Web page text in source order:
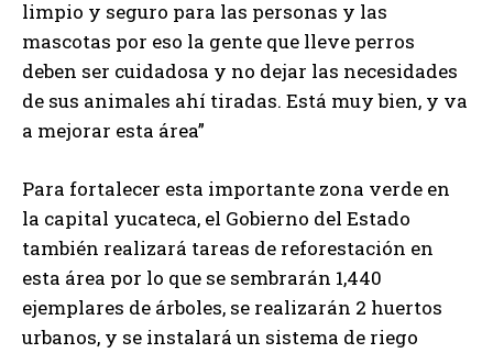
limpio y seguro para las personas y las
mascotas por eso la gente que lleve perros
deben ser cuidadosa y no dejar las necesidades
de sus animales ahí tiradas. Está muy bien, y va
a mejorar esta área”
Para fortalecer esta importante zona verde en
la capital yucateca, el Gobierno del Estado
también realizará tareas de reforestación en
esta área por lo que se sembrarán 1,440
ejemplares de árboles, se realizarán 2 huertos
urbanos, y se instalará un sistema de riego